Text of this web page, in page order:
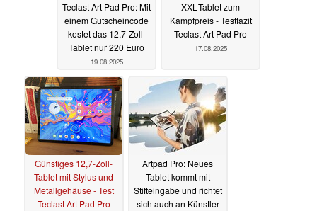
Teclast Art Pad Pro: Mit
einem Gutscheincode
kostet das 12,7-Zoll-
Tablet nur 220 Euro
19.08.2025
XXL-Tablet zum
Kampfpreis - Testfazit
Teclast Art Pad Pro
17.08.2025
Günstiges 12,7-Zoll-
Tablet mit Stylus und
Metallgehäuse - Test
Teclast Art Pad Pro
Artpad Pro: Neues
Tablet kommt mit
Stifteingabe und richtet
sich auch an Künstler